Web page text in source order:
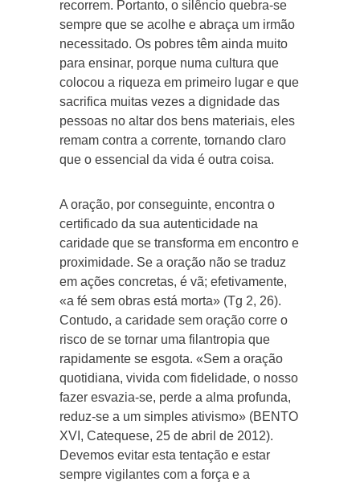
recorrem. Portanto, o silêncio quebra-se
sempre que se acolhe e abraça um irmão
necessitado. Os pobres têm ainda muito
para ensinar, porque numa cultura que
colocou a riqueza em primeiro lugar e que
sacrifica muitas vezes a dignidade das
pessoas no altar dos bens materiais, eles
remam contra a corrente, tornando claro
que o essencial da vida é outra coisa.
A oração, por conseguinte, encontra o
certificado da sua autenticidade na
caridade que se transforma em encontro e
proximidade. Se a oração não se traduz
em ações concretas, é vã; efetivamente,
«a fé sem obras está morta» (Tg 2, 26).
Contudo, a caridade sem oração corre o
risco de se tornar uma filantropia que
rapidamente se esgota. «Sem a oração
quotidiana, vivida com fidelidade, o nosso
fazer esvazia-se, perde a alma profunda,
reduz-se a um simples ativismo» (BENTO
XVI, Catequese, 25 de abril de 2012).
Devemos evitar esta tentação e estar
sempre vigilantes com a força e a